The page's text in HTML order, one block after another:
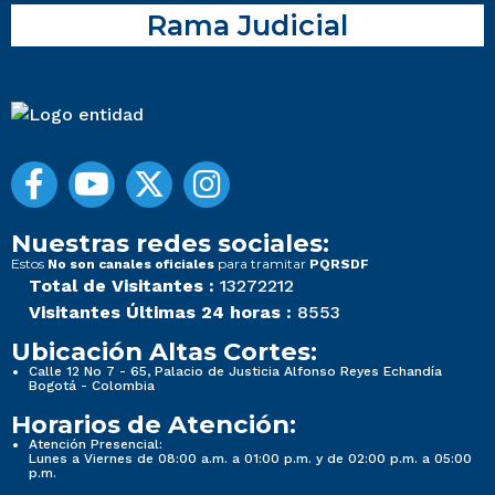
Rama Judicial
Nuestras redes sociales:
Estos No son canales oficiales para tramitar PQRSDF
Total de Visitantes : 13272212
Visitantes Últimas 24 horas : 8553
Ubicación Altas Cortes:
Calle 12 No 7 - 65, Palacio de Justicia Alfonso Reyes Echandía
Bogotá - Colombia
Horarios de Atención:
Atención Presencial:
Lunes a Viernes de 08:00 a.m. a 01:00 p.m. y de 02:00 p.m. a 05:00
p.m.